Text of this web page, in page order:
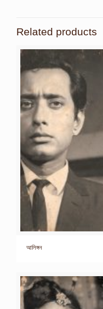
Related products
আলিঙ্গন